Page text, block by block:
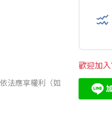
法應享權利（如
歡迎加